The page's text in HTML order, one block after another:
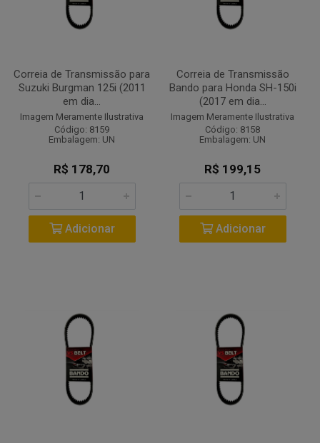
Correia de Transmissão para
Suzuki Burgman 125i (2011
em dia...
Imagem Meramente Ilustrativa
Código: 8159
Embalagem: UN
R$ 178,70
Adicionar
Correia de Transmissão
Bando para Honda SH-150i
(2017 em dia...
Imagem Meramente Ilustrativa
Código: 8158
Embalagem: UN
R$ 199,15
Adicionar